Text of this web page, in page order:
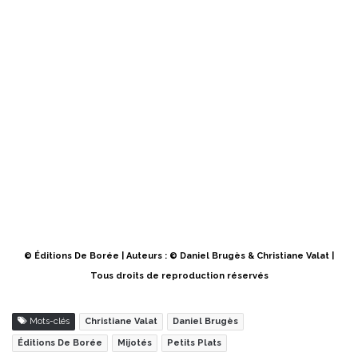
© Éditions De Borée | Auteurs : © Daniel Brugès & Christiane Valat |
Tous droits de reproduction réservés
Mots-clés Christiane Valat Daniel Brugès
Éditions De Borée Mijotés Petits Plats